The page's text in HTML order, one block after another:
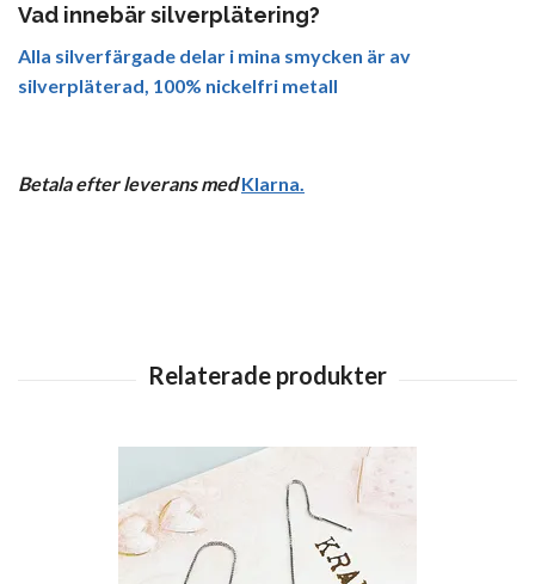
Vad innebär silverplätering?
Alla silverfärgade delar i mina smycken är av
silverpläterad, 100% nickelfri metall
Betala efter leverans med Klarna.